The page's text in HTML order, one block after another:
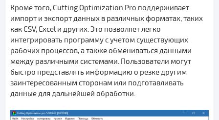
Кроме того, Cutting Optimization Pro поддерживает
импорт и экспорт данных в различных форматах, таких
как CSV, Excel и других. Это позволяет легко
интегрировать программу с учетом существующих
рабочих процессов, а также обмениваться данными
между различными системами. Пользователи могут
быстро представлять информацию о резке другим
заинтересованным сторонам или подготавливать
данные для дальнейшей обработки.